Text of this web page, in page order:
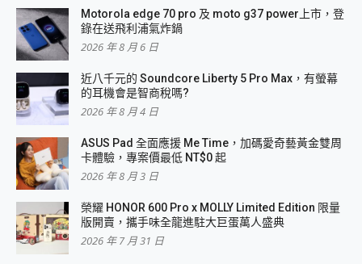
Motorola edge 70 pro 及 moto g37 power上市，登
錄在送飛利浦氣炸鍋
2026 年 8 月 6 日
近八千元的 Soundcore Liberty 5 Pro Max，有螢幕
的耳機會是智商稅嗎?
2026 年 8 月 4 日
ASUS Pad 全面應援 Me Time，加碼愛奇藝黃金雙周
卡體驗，專案價最低 NT$0 起
2026 年 8 月 3 日
榮耀 HONOR 600 Pro x MOLLY Limited Edition 限量
版開賣，攜手味全龍進駐大巨蛋萬人盛典
2026 年 7 月 31 日